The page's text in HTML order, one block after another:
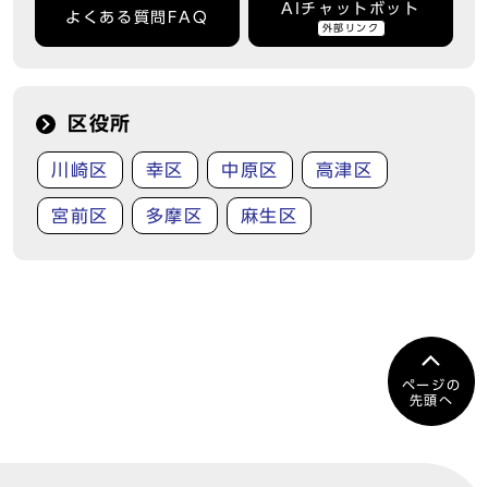
よくある質問FAQ
AIチャットボット
外部リンク
区役所
川崎区 幸区 中原区 高津区
宮前区 多摩区 麻生区
ページの
先頭へ